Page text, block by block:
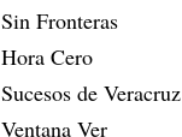
Sin Fronteras
Hora Cero
Sucesos de Veracruz
Ventana Ver